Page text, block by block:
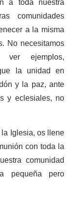
comunidades
a la misma
No necesitamos
ver ejemplos,
la unidad en
y la paz, ante
y eclesiales, no
Iglesia, os llene
con toda la
comunidad
pequeña pero